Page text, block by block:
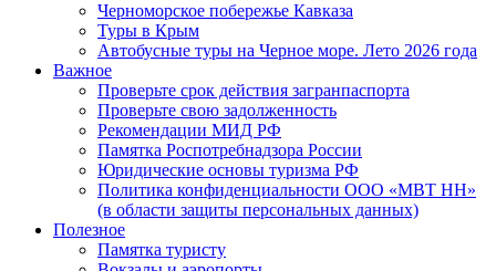
Черноморское побережье Кавказа
Туры в Крым
Автобусные туры на Черное море. Лето 2026 года
Важное
Проверьте срок действия загранпаспорта
Проверьте свою задолженность
Рекомендации МИД РФ
Памятка Роспотребнадзора России
Юридические основы туризма РФ
Политика конфиденциальности ООО «МВТ НН»
(в области защиты персональных данных)
Полезное
Памятка туристу